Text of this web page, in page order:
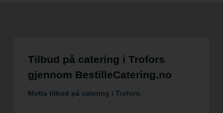
Tilbud på catering i Trofors
gjennom BestilleCatering.no
Motta tilbud på catering i Trofors.